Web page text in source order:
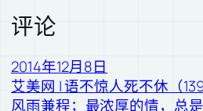
评论
2014年12月8日
艾美网 | 语不惊人死不休（
风雨兼程；最浓厚的情，总是